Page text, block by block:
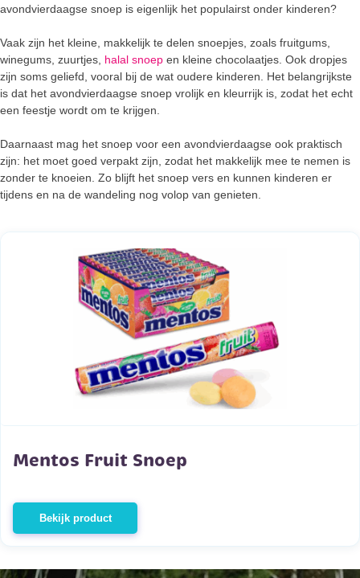
avondvierdaagse snoep is eigenlijk het populairst onder kinderen?
Vaak zijn het kleine, makkelijk te delen snoepjes, zoals fruitgums,
winegums, zuurtjes, halal snoep en kleine chocolaatjes. Ook dropjes
zijn soms geliefd, vooral bij de wat oudere kinderen. Het belangrijkste
is dat het avondvierdaagse snoep vrolijk en kleurrijk is, zodat het echt
een feestje wordt om te krijgen.
Daarnaast mag het snoep voor een avondvierdaagse ook praktisch
zijn: het moet goed verpakt zijn, zodat het makkelijk mee te nemen is
zonder te knoeien. Zo blijft het snoep vers en kunnen kinderen er
tijdens en na de wandeling nog volop van genieten.
Mentos Fruit Snoep
Bekijk product